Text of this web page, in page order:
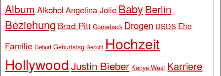
Album Alkohol Angelina Jolie BabyBerlin
Beziehung Brad Pitt Comeback Drogen DSDS Ehe
Familie Geburt Geburtstag Gericht Hochzeit
Hollywood Justin Bieber Kanye West Karriere